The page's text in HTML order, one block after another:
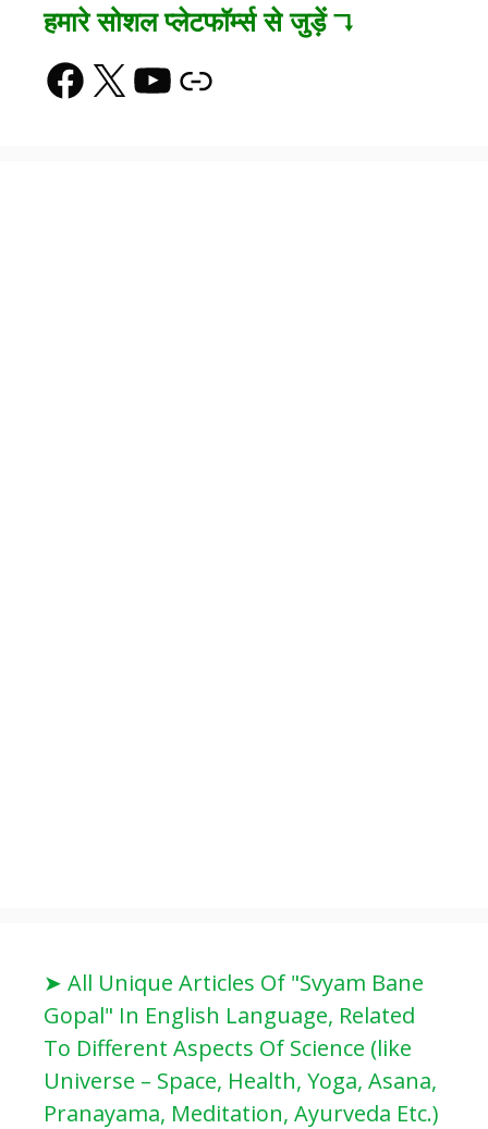
हमारे सोशल प्लेटफॉर्म्स से जुड़ें ↴
Facebook
X YouTube
Link
➤ All Unique Articles Of "Svyam Bane
Gopal" In English Language, Related
To Different Aspects Of Science (like
Universe – Space, Health, Yoga, Asana,
Pranayama, Meditation, Ayurveda Etc.)